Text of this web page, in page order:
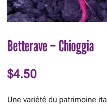
Betterave – Chioggia
$4.50
Une variété du patrimoine